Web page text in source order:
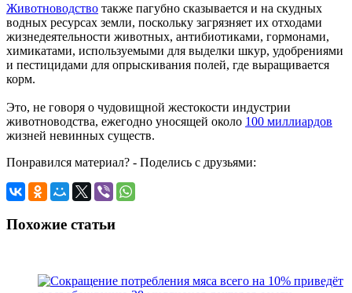
Животноводство также пагубно сказывается и на скудных
водных ресурсах земли, поскольку загрязняет их отходами
жизнедеятельности животных, антибиотиками, гормонами,
химикатами, используемыми для выделки шкур, удобрениями
и пестицидами для опрыскивания полей, где выращивается
корм.
Это, не говоря о чудовищной жестокости индустрии
животноводства, ежегодно уносящей около 100 миллиардов
жизней невинных существ.
Понравился материал? - Поделись с друзьями:
Похожие статьи